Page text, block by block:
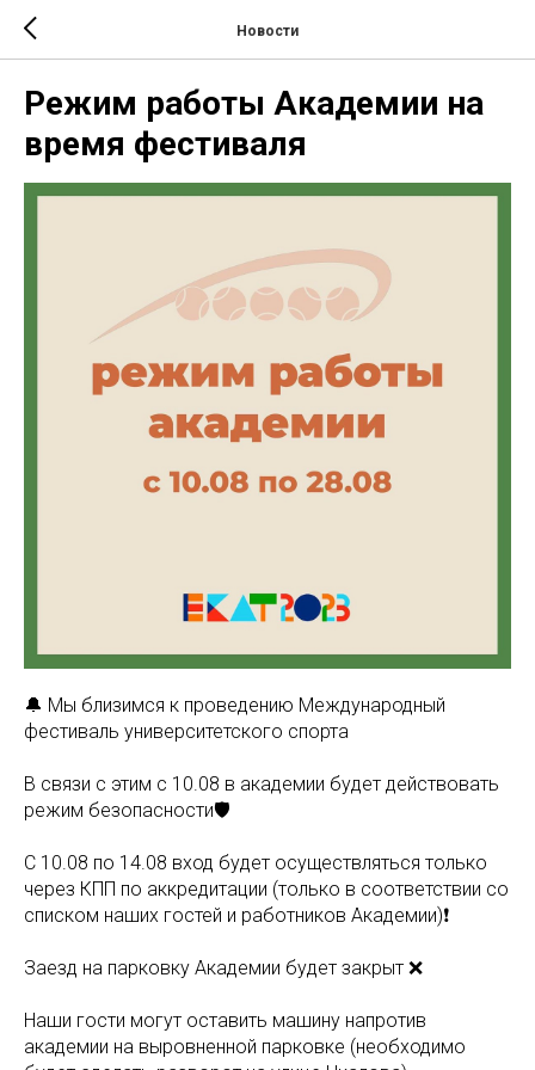
Новости
Режим работы Академии на
время фестиваля
🔔 Мы близимся к проведению Международный
фестиваль университетского спорта
В связи с этим с 10.08 в академии будет действовать
режим безопасности🛡️
С 10.08 по 14.08 вход будет осуществляться только
через КПП по аккредитации (только в соответствии со
списком наших гостей и работников Академии)❗️
Заезд на парковку Академии будет закрыт ❌
Наши гости могут оставить машину напротив
академии на выровненной парковке (необходимо